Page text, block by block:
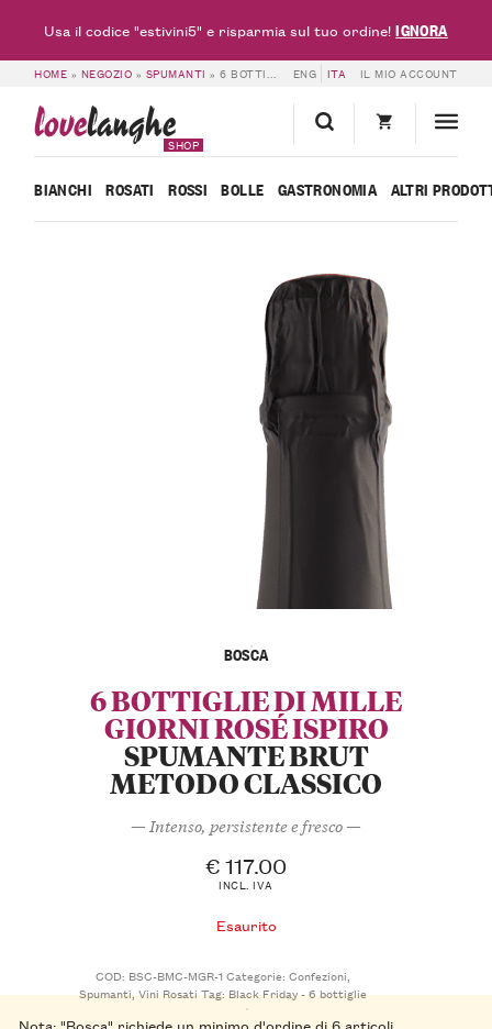
HOME » NEGOZIO » SPUMANTI »6 BOTTIGLIE DI SPUMANTE BRUT METODO CLASSICO MILLE GIORNI ROSÉ ISPIRO – BLACK FRIDAY – BOSCA ENG ITA IL MIO ACCOUNT
lovelanghe
SHOP
BIANCHI ROSATI ROSSI BOLLE GASTRONOMIA ALTRI
BOSCA
6 BOTTIGLIE DI MILLE
GIORNI ROSÉ ISPIRO
SPUMANTE BRUT
METODO CLASSICO
— Intenso, persistente e fresco —
€ 117.00
INCL. IVA
Esaurito
COD: BSC-BMC-MGR-1 Categorie:Confezioni,
Spumanti,Vini RosatiTag:Black Friday - 6 bottiglie
Nota: "Bosca" richiede un minimo d'ordine di 6 articoli.
Usa il codice "estivini5" e risparmia sul tuo ordine!IGNORA